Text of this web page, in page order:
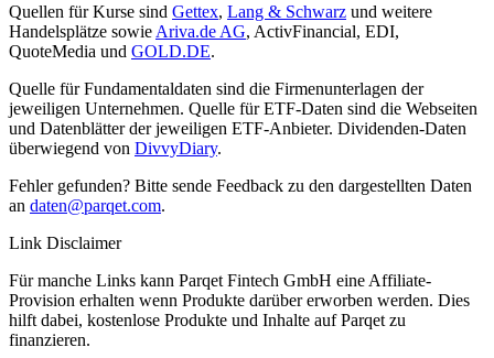
Quellen für Kurse sind Gettex, Lang & Schwarz und weitere
Handelsplätze sowie Ariva.de AG, ActivFinancial, EDI,
QuoteMedia und GOLD.DE.
Quelle für Fundamentaldaten sind die Firmenunterlagen der
jeweiligen Unternehmen. Quelle für ETF-Daten sind die Webseiten
und Datenblätter der jeweiligen ETF-Anbieter. Dividenden-Daten
überwiegend von DivvyDiary.
Fehler gefunden? Bitte sende Feedback zu den dargestellten Daten
an daten@parqet.com.
Link Disclaimer
Für manche Links kann Parqet Fintech GmbH eine Affiliate-
Provision erhalten wenn Produkte darüber erworben werden. Dies
hilft dabei, kostenlose Produkte und Inhalte auf Parqet zu
finanzieren.